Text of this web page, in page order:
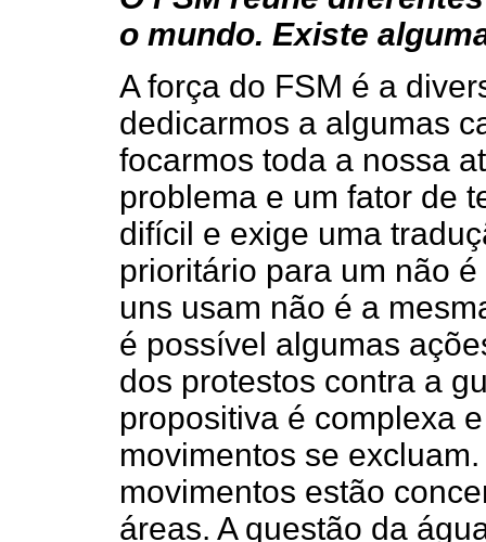
o mundo. Existe
A força do FSM é a
dedicarmos a algumas
focarmos toda a nossa
problema e um fator de
difícil e exige uma
prioritário para um não
uns usam não é a
é possível algumas
dos protestos contra a
propositiva é complexa
movimentos se
movimentos estão
áreas. A questão da